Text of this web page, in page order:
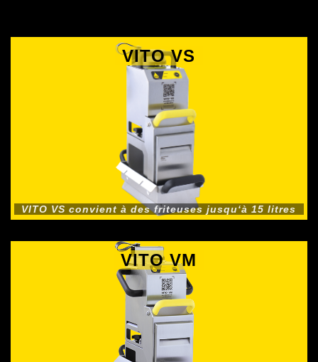
VITO VS
VITO VS convient à des friteuses jusqu‘à 15 litres
VITO VM